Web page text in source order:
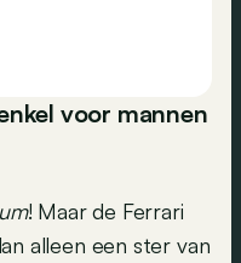
voor mannen
! Maar de Ferrari
alleen een ster van